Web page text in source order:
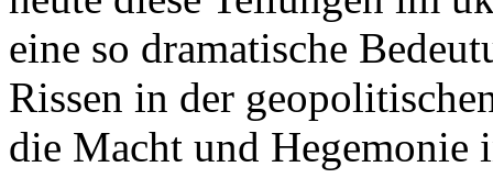
eine so dramatische
Rissen in der
die Macht und Hegemonie